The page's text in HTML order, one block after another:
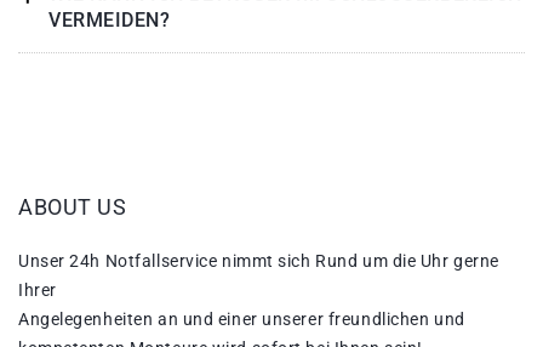
VERMEIDEN?
ABOUT US
Unser 24h Notfallservice nimmt sich Rund um die Uhr gerne
Ihrer
Angelegenheiten an und einer unserer freundlichen und